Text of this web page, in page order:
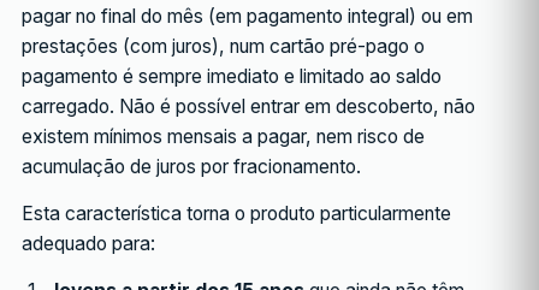
pagar no final do mês (em pagamento integral) ou em
prestações (com juros), num cartão pré-pago o
pagamento é sempre imediato e limitado ao saldo
carregado. Não é possível entrar em descoberto, não
existem mínimos mensais a pagar, nem risco de
acumulação de juros por fracionamento.
Esta característica torna o produto particularmente
adequado para: